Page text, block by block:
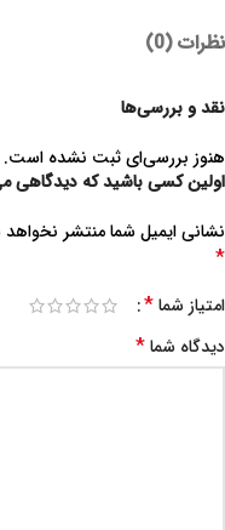
نظرات (0)
نقد و بررسی‌ها
هنوز بررسی‌ای ثبت نشده است.
اولین کسی باشید که دیدگاهی
نشانی ایمیل شما منتشر
*
امتیاز شما*
دیدگاه شما*